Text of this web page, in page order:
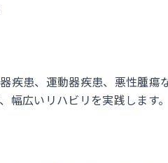
疾患、運動器疾患、悪性腫瘍
幅広いリハビリを実践します。